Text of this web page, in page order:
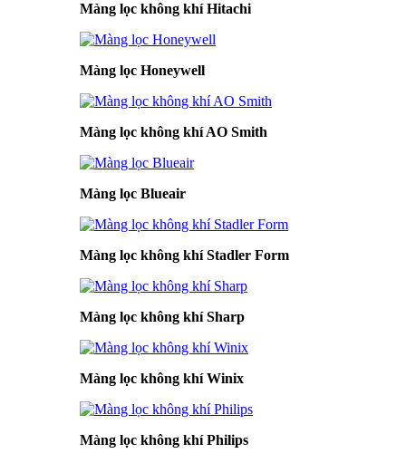
Màng lọc không khí Hitachi
Màng lọc Honeywell
Màng lọc không khí AO Smith
Màng lọc Blueair
Màng lọc không khí Stadler Form
Màng lọc không khí Sharp
Màng lọc không khí Winix
Màng lọc không khí Philips